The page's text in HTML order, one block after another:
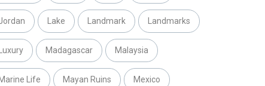
Lake Landmark Landmarks
Luxury Madagascar Malaysia
Marine Life Mayan Ruins Mexico